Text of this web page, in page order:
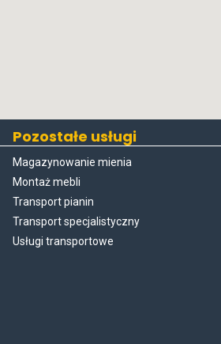
Pozostałe usługi
Magazynowanie mienia
Montaż mebli
Transport pianin
Transport specjalistyczny
Usługi transportowe